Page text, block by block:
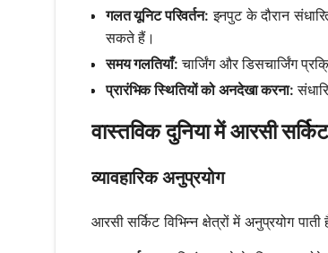
गलत यूनिट परिवर्तन: इनपुट के दौरान
सकते हैं।
समय गलतियाँ: चार्जिंग और डिसचार्जिंग
प्रारंभिक स्थितियों को अनदेखा करना:
वास्तविक दुनिया में आरसी
व्यावहारिक अनुप्रयोग
आरसी सर्किट विभिन्न क्षेत्रों में अनुप्रयोग पाती